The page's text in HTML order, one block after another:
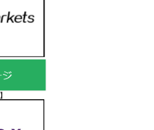
】